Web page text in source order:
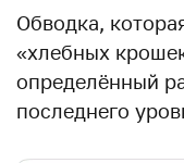
Обводка,
«хлебных
определённый
последнего